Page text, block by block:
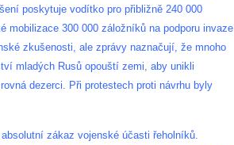
poskytuje vodítko pro přibližně 240 000
mobilizace 300 000 záložníků na podporu invaze
zkušenosti, ale zprávy naznačují, že mnoho
mladých Rusů opouští zemi, aby unikli
dezerci. Při protestech proti návrhu byly
zákaz vojenské účasti řeholníků.